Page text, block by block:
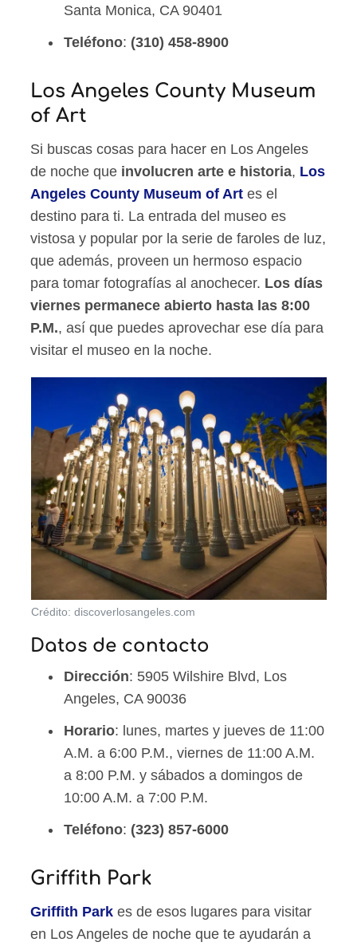
Santa Monica, CA 90401
Teléfono: (310) 458-8900
Los Angeles County Museum
of Art
Si buscas cosas para hacer en Los Angeles
de noche que involucren arte e historia, Los
Angeles County Museum of Art es el
destino para ti. La entrada del museo es
vistosa y popular por la serie de faroles de luz,
que además, proveen un hermoso espacio
para tomar fotografías al anochecer. Los días
viernes permanece abierto hasta las 8:00
P.M., así que puedes aprovechar ese día para
visitar el museo en la noche.
Crédito: discoverlosangeles.com
Datos de contacto
Dirección: 5905 Wilshire Blvd, Los
Angeles, CA 90036
Horario: lunes, martes y jueves de 11:00
A.M. a 6:00 P.M., viernes de 11:00 A.M.
a 8:00 P.M. y sábados a domingos de
10:00 A.M. a 7:00 P.M.
Teléfono: (323) 857-6000
Griffith Park
Griffith Park es de esos lugares para visitar
en Los Angeles de noche que te ayudarán a